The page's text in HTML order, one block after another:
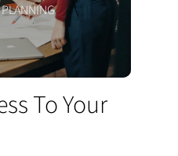
To Your